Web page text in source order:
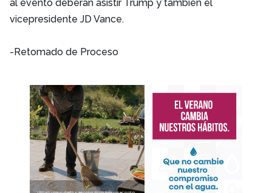
al evento deberán asistir Trump y también el
vicepresidente JD Vance.
-Retomado de Proceso